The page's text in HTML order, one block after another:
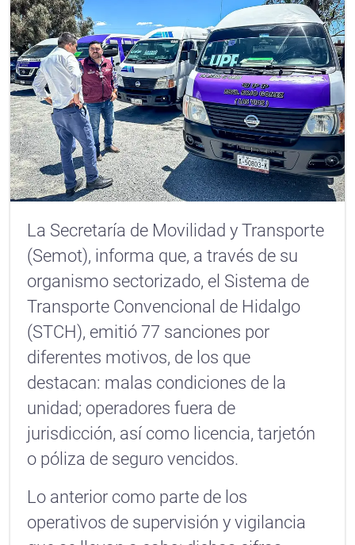
La Secretaría de Movilidad y Transporte
(Semot), informa que, a través de su
organismo sectorizado, el Sistema de
Transporte Convencional de Hidalgo
(STCH), emitió 77 sanciones por
diferentes motivos, de los que
destacan: malas condiciones de la
unidad; operadores fuera de
jurisdicción, así como licencia, tarjetón
o póliza de seguro vencidos.
Lo anterior como parte de los
operativos de supervisión y vigilancia